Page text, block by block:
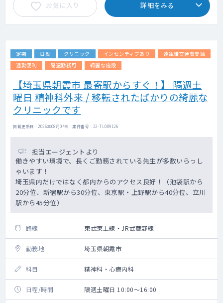
お気に入り 詳細をみる
定期 日勤 クリニック インセンティブあり
遠距離交通費支給
通勤便利
隔週勤務可 綺麗な施設
【埼玉県朝霞市 最寄駅からすぐ！】 隔週土
曜日 精神科外来 / 移転されたばかりの綺麗な
クリニックです
掲載更新日 : 2026年08月04日 案件番号 : 22-TL009126
担当エージェントより
働きやすい環境で、長くご勤務されている先生が多数いらっし
ゃいます！
埼玉県内だけではなく都内からのアクセス良好！（池袋駅から
20分位、新宿駅から30分位、東京駅・上野駅から40分位、立川
駅から45分位）
路線 東武東上線・JR武蔵野線
勤務地 埼玉県朝霞市
科目 精神科・心療内科
日程/時間 隔週土曜日 10:00～16:00